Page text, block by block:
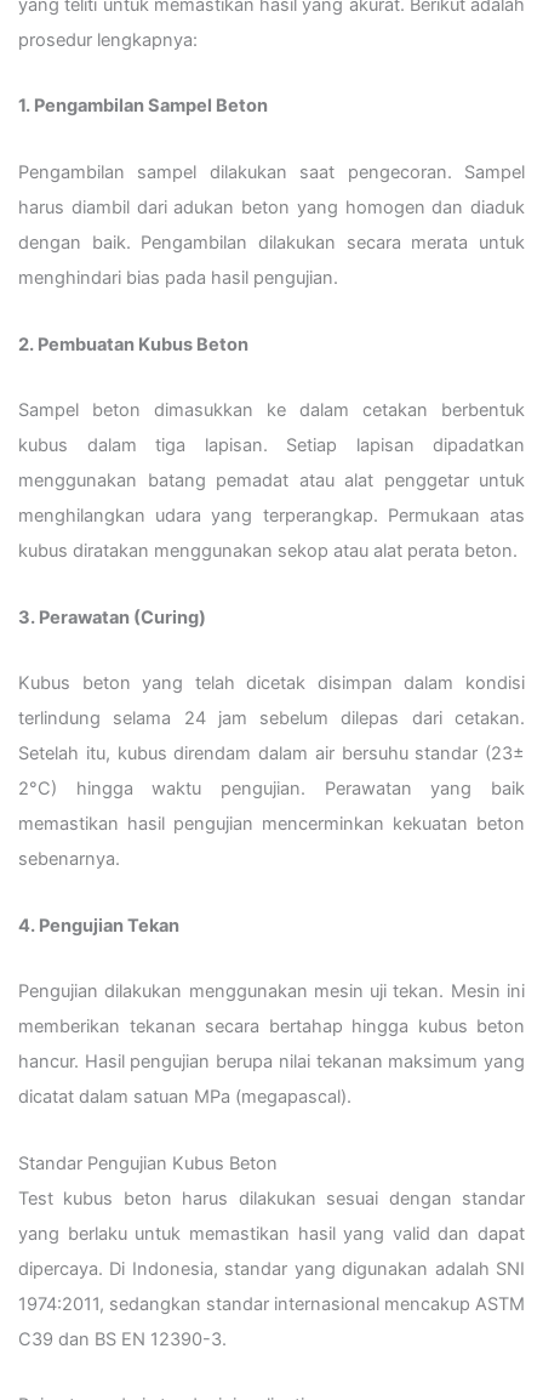
yang teliti untuk memastikan hasil yang akurat. Berikut adalah
prosedur lengkapnya:
1. Pengambilan Sampel Beton
Pengambilan sampel dilakukan saat pengecoran. Sampel
harus diambil dari adukan beton yang homogen dan diaduk
dengan baik. Pengambilan dilakukan secara merata untuk
menghindari bias pada hasil pengujian.
2. Pembuatan Kubus Beton
Sampel beton dimasukkan ke dalam cetakan berbentuk
kubus dalam tiga lapisan. Setiap lapisan dipadatkan
menggunakan batang pemadat atau alat penggetar untuk
menghilangkan udara yang terperangkap. Permukaan atas
kubus diratakan menggunakan sekop atau alat perata beton.
3. Perawatan (Curing)
Kubus beton yang telah dicetak disimpan dalam kondisi
terlindung selama 24 jam sebelum dilepas dari cetakan.
Setelah itu, kubus direndam dalam air bersuhu standar (23±
2°C) hingga waktu pengujian. Perawatan yang baik
memastikan hasil pengujian mencerminkan kekuatan beton
sebenarnya.
4. Pengujian Tekan
Pengujian dilakukan menggunakan mesin uji tekan. Mesin ini
memberikan tekanan secara bertahap hingga kubus beton
hancur. Hasil pengujian berupa nilai tekanan maksimum yang
dicatat dalam satuan MPa (megapascal).
Standar Pengujian Kubus Beton
Test kubus beton harus dilakukan sesuai dengan standar
yang berlaku untuk memastikan hasil yang valid dan dapat
dipercaya. Di Indonesia, standar yang digunakan adalah SNI
1974:2011, sedangkan standar internasional mencakup ASTM
C39 dan BS EN 12390-3.